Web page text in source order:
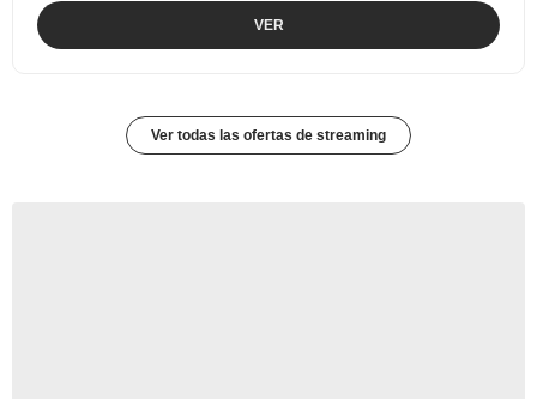
VER
Ver todas las ofertas de streaming